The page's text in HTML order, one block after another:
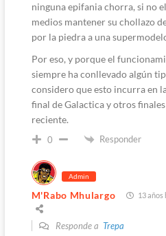
ninguna epifania chorra, si no
medios mantener su chollazo
por la piedra a una
Por eso, y porque el
siempre ha conllevado algún
considero que esto incurra en
final de Galactica y otros
reciente.
0 Responder
Admin
M'Rabo Mhulargo 13 años
Responde a Trepa